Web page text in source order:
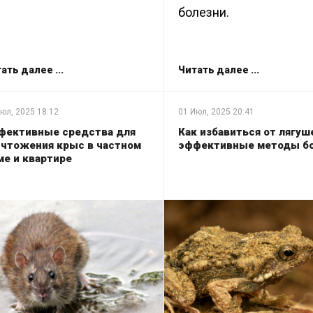
далее ...
болезни.
Читать далее ...
2025 18:12
средства для
крыс в частном
и квартире
01 Июл, 2025 20:41
Как избавиться от
эффективные методы